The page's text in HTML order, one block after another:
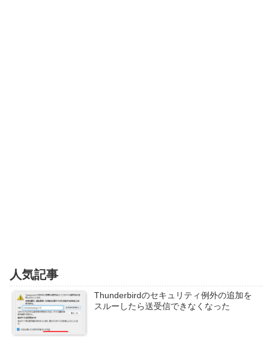
人気記事
Thunderbirdのセキュリティ例外の追加を
スルーしたら送受信できなくなった